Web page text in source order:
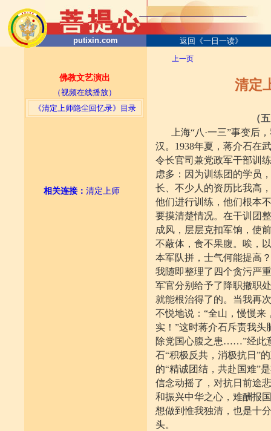
putixin.com 返回《一日一读》
《清定上师隐尘回忆录》目录
佛教文艺演出
（视频在线播放）
相关连接 ： 清定上师
上一页
清定
（
上海“八·一三”事变后
汉。1938年夏，蒋介石在
令长官司兼党政军干部训
虑多：因为训练团的学员
长、不少人的资历比我高
他们进行训练，他们根本
要摸清楚情况。在干训团
成风，层层克扣军饷，使
不蔽体，食不果腹。唉，
本军队拼，士气何能提高
我随即整理了四个贪污严
军官分别给予了降职撤职
就能根治得了的。当我再
不悦地说：“全山，慢慢
实！”这时蒋介石斥责我
除党国心腹之患……”经此
石“积极反共，消极抗日”
的“精诚团结，共赴国难”
信念动摇了，对抗日前途
和振兴中华之心，难酬报
想做到惟我独清，也是十
头。